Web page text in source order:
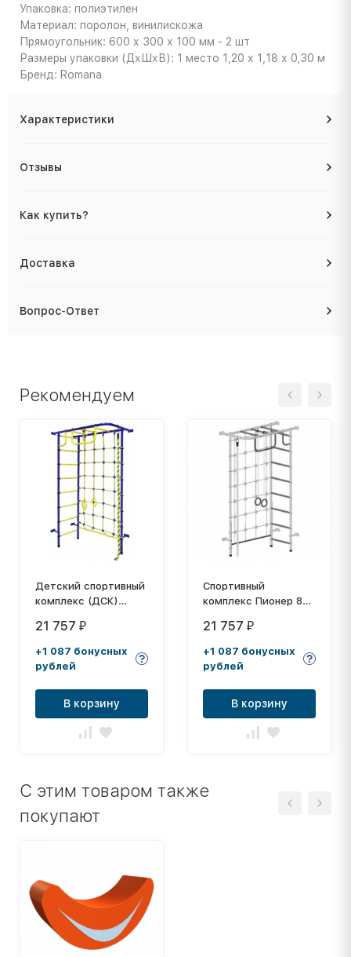
Упаковка: полиэтилен
Материал: поролон, винилискожа
Прямоугольник: 600 х 300 х 100 мм - 2 шт
Размеры упаковки (ДхШхВ): 1 место 1,20 х 1,18 х 0,30 м
Бренд: Romana
Характеристики
Отзывы
Как купить?
Доставка
Вопрос-Ответ
Рекомендуем
Детский спортивный
комплекс (ДСК)
21 757 ₽
+1 087 бонусных
рублей
В корзину
Спортивный
комплекс Пионер 8
21 757 ₽
+1 087 бонусных
рублей
В корзину
C этим товаром также
покупают